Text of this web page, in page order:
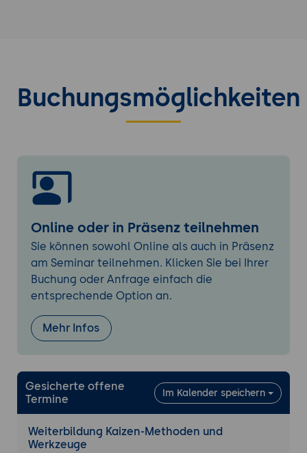
Selbstdisziplin (Shitsuke): Schulung und
Etablierung einer Kultur der Selbstdisziplin
am Arbeitsplatz
Check-Act) als systematischer Ansatz zur
kontinuierlichen Verbesserung
ausgewähltes Verbesserungsprojekt
Einführung in den A3-Report als
Kommunikationsmittel für
Verbesserungsprojekte
Praktische Erstellung eines A3-Reports für
das ausgewählte Projekt
Weitere Kaizen-Methoden und Abschluss
wie Kaizen-Blitz, Wertstromanalyse oder
8D-Report (je nach den Bedürfnissen der
Teilnehmer und der Organisation)
Anwendung einer oder mehrerer weiterer
Kaizen-Methoden auf praktische Beispiele
Buchungsmöglichkeiten
Online oder in Präsenz teilnehmen
Sie können sowohl Online als auch in Präsenz
am Seminar teilnehmen. Klicken Sie bei Ihrer
Buchung oder Anfrage einfach die
entsprechende Option an.
Mehr Infos
Gesicherte offene
Termine
Im Kalender speichern
Weiterbildung Kaizen-Methoden und
Werkzeuge